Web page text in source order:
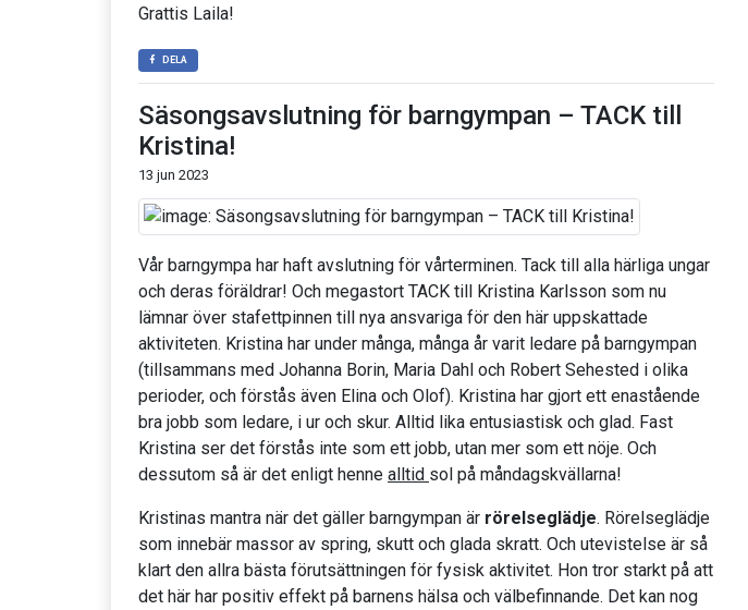
Grattis Laila!
DELA
Säsongsavslutning för barngympan – TACK till
Kristina!
13 jun 2023
Vår barngympa har haft avslutning för vårterminen. Tack till alla härliga ungar
och deras föräldrar! Och megastort TACK till Kristina Karlsson som nu
lämnar över stafettpinnen till nya ansvariga för den här uppskattade
aktiviteten. Kristina har under många, många år varit ledare på barngympan
(tillsammans med Johanna Borin, Maria Dahl och Robert Sehested i olika
perioder, och förstås även Elina och Olof). Kristina har gjort ett enastående
bra jobb som ledare, i ur och skur. Alltid lika entusiastisk och glad. Fast
Kristina ser det förstås inte som ett jobb, utan mer som ett nöje. Och
dessutom så är det enligt henne alltid sol på måndagskvällarna!
Kristinas mantra när det gäller barngympan är rörelseglädje. Rörelseglädje
som innebär massor av spring, skutt och glada skratt. Och utevistelse är så
klart den allra bästa förutsättningen för fysisk aktivitet. Hon tror starkt på att
det här har positiv effekt på barnens hälsa och välbefinnande. Det kan nog